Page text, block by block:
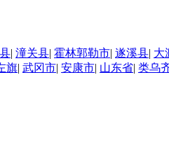
| 潼关县| 霍林郭勒市| 遂溪县| 大
旗| 武冈市| 安康市| 山东省| 类乌